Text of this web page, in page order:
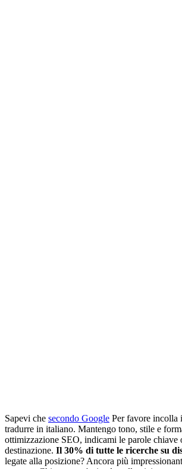
Sapevi che secondo Google Per favore incolla
tradurre in italiano. Mantengo tono, stile e
ottimizzazione SEO, indicami le parole chiave
destinazione. Il 30% di tutte le ricerche su
legate alla posizione? Ancora più